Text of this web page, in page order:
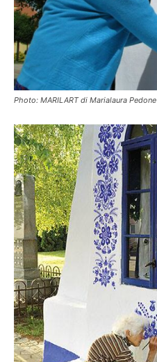
Photo: MARILART di Marialaura Pedone